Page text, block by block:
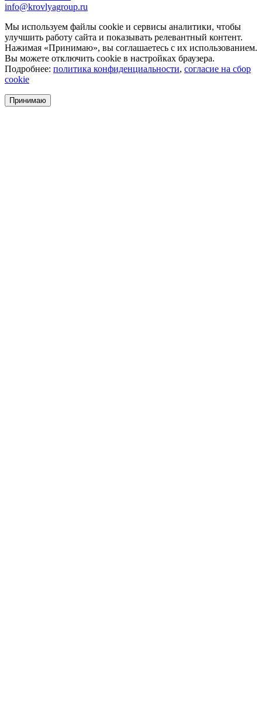
info@krovlyagroup.ru
Мы используем файлы cookie и сервисы аналитики, чтобы
улучшить работу сайта и показывать релевантный контент.
Нажимая «Принимаю», вы соглашаетесь с их использованием.
Вы можете отключить cookie в настройках браузера.
Подробнее: политика конфиденциальности, согласие на сбор
cookie
Принимаю